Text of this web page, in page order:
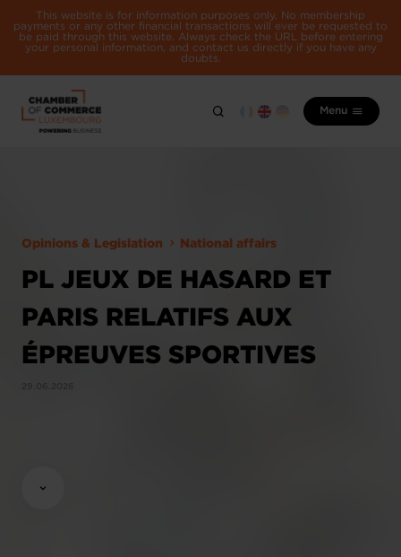
This website is for information purposes only. No membership
payments or any other financial transactions will ever be requested to
be paid through this website. Always check the URL before entering
your personal information, and contact us directly if you have any
doubts.
Menu
Opinions & Legislation National affairs
PL JEUX DE HASARD ET
PARIS RELATIFS AUX
ÉPREUVES SPORTIVES